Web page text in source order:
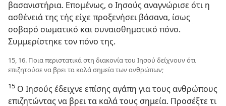
βασανιστήρια. Επομένως, ο Ιησούς αναγνώρισε ότι η
ασθένειά της τής είχε προξενήσει βάσανα, ίσως
σοβαρό σωματικό και συναισθηματικό πόνο.
Συμμερίστηκε τον πόνο της.
15, 16. Ποια περιστατικά στη διακονία του Ιησού δείχνουν ότι
επιζητούσε να βρει τα καλά σημεία των ανθρώπων;
15 Ο Ιησούς έδειχνε επίσης αγάπη για τους ανθρώπους
επιζητώντας να βρει τα καλά τους σημεία. Προσέξτε τι